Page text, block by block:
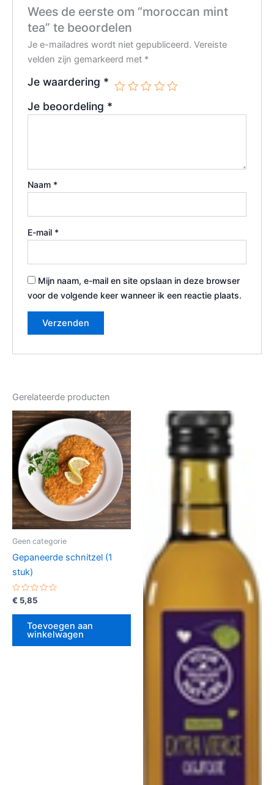
Wees de eerste om “moroccan mint
tea” te beoordelen
Je e-mailadres wordt niet gepubliceerd. Vereiste
velden zijn gemarkeerd met *
Je waardering *
Je beoordeling *
Naam *
E-mail *
Mijn naam, e-mail en site opslaan in deze browser
voor de volgende keer wanneer ik een reactie plaats.
Gerelateerde producten
Geen categorie
Gepaneerde schnitzel (1
stuk)
Gewaardeerd
uit
€ 5,85
Toevoegen aan
winkelwagen